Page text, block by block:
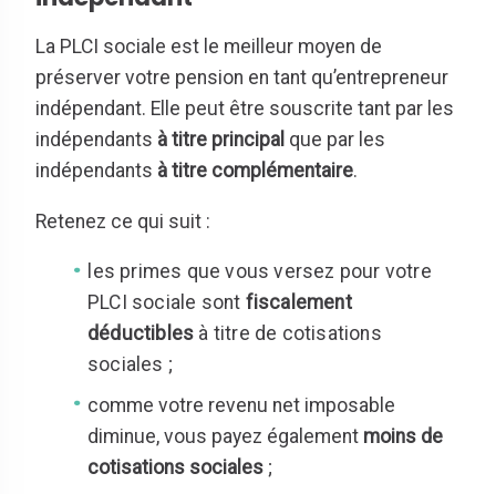
La PLCI sociale est le meilleur moyen de
préserver votre pension en tant qu’entrepreneur
indépendant. Elle peut être souscrite tant par les
indépendants à titre principal que par les
indépendants à titre complémentaire.
Retenez ce qui suit :
les primes que vous versez pour votre
PLCI sociale sont fiscalement
déductibles à titre de cotisations
sociales ;
comme votre revenu net imposable
diminue, vous payez également moins de
cotisations sociales ;